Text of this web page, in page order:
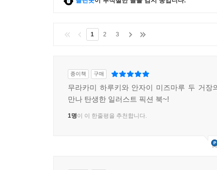
1 2 3
종이책 구매
무라카미 하루키와 안자이 미즈마루 두 거장
만나 탄생한 일러스트 픽션 북~!
1명이 이 한줄평을 추천합니다.